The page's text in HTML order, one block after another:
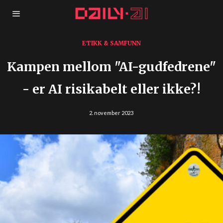
ETIKK & SAMFUNN
Kampen mellom "AI-gudfedrene"
- er AI risikabelt eller ikke?!
2. november 2023